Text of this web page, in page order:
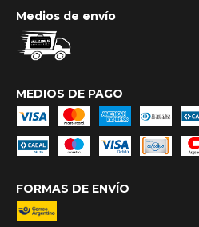
Medios de envío
MEDIOS DE PAGO
FORMAS DE ENVÍO